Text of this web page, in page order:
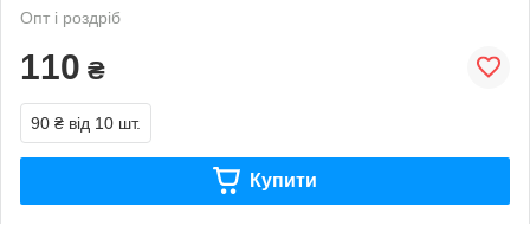
Опт і роздріб
110 ₴
90 ₴ від 10 шт.
Купити